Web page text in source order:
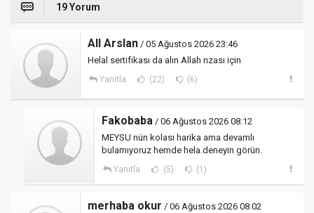
19 Yorum
All Arslan / 05 Ağustos 2026 23:46
Helal sertifikası da alın Allah rızası için
Yanıtla (22) (6)
Fakobaba / 06 Ağustos 2026 08:12
MEYSU nün kolası harika ama devamlı
bulamıyoruz hemde hela.deneyin görün.
Yanıtla (5) (1)
merhaba okur / 06 Ağustos 2026 08:02